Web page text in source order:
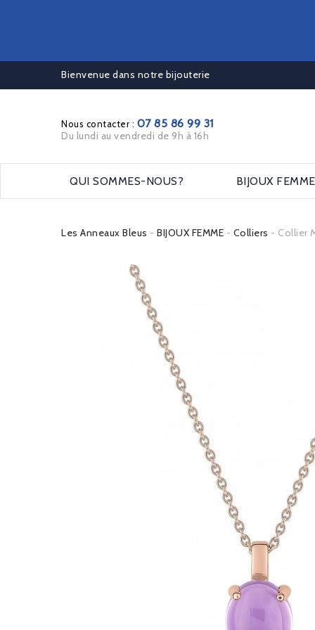
Bienvenue dans notre bijouterie
Nous contacter : 07 85 86 99 31
Du lundi au vendredi de 9h à 16h
QUI SOMMES-NOUS? BIJOUX FEMME
Les Anneaux Bleus BIJOUX FEMME Colliers Collier